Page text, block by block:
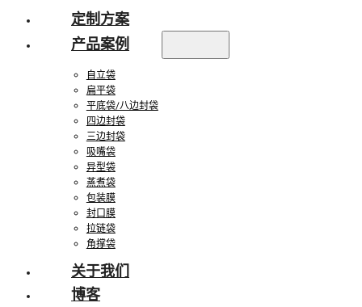
定制方案
产品案例
自立袋
扁平袋
平底袋/八边封袋
四边封袋
三边封袋
吸嘴袋
异型袋
蒸煮袋
包装膜
封口膜
拉链袋
角撑袋
关于我们
博客